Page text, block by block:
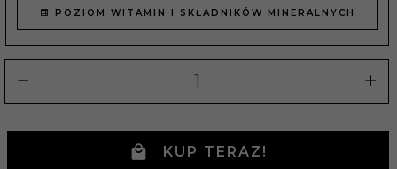
POZIOM WITAMIN I SKŁADNIKÓW MINERALNYCH
KUP TERAZ!